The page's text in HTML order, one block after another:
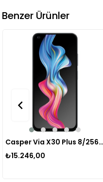
Benzer Ürünler
Casper Via X30 Plus 8/256GB Cep Telefonu
₺13.778,00